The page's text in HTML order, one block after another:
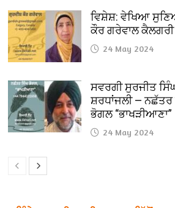
ਵਿਸ਼ੇਸ਼: ਵੇਖਿਆ
ਕੌਰ ਗਰੇਵਾਲ ਕੈਲਗਰੀ
24 May 2024
ਸਵਰਗੀ ਸੁਰਜੀਤ
ਸ਼ਰਧਾਂਜਲੀ — ਨਛੱਤਰ
ਭੋਗਲ “ਭਾਖੜੀਆਣਾ”
24 May 2024